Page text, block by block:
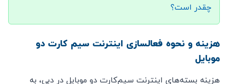
چقدر است؟
هزینه و نحوه فعالسازی اینترنت سیم کارت دو
موبایل
هزینه بسته‌های اینترنت سیم‌کارت دو موبایل در دبی، به